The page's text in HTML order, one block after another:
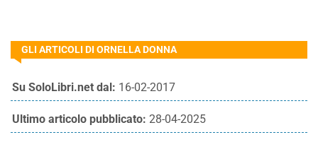
GLI ARTICOLI DI ORNELLA DONNA
Su SoloLibri.net dal: 16-02-2017
Ultimo articolo pubblicato: 28-04-2025